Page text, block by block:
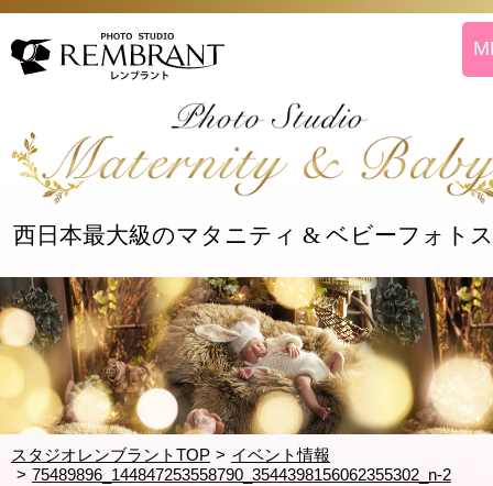
西日本最大級のマタニティ & ベビーフォト
スタジオレンブラントTOP
イベント情報
75489896_144847253558790_3544398156062355302_n-2